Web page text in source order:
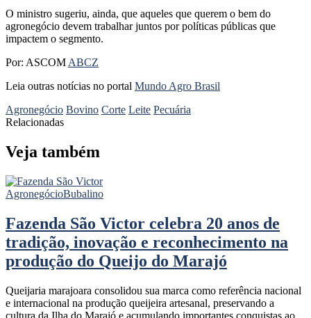
O ministro sugeriu, ainda, que aqueles que querem o bem do
agronegócio devem trabalhar juntos por políticas públicas que
impactem o segmento.
Por: ASCOM ABCZ
Leia outras notícias no portal Mundo Agro Brasil
Agronegócio Bovino Corte Leite Pecuária
Relacionadas
Veja também
AgronegócioBubalino
Fazenda São Victor celebra 20 anos de
tradição, inovação e reconhecimento na
produção do Queijo do Marajó
Queijaria marajoara consolidou sua marca como referência nacional
e internacional na produção queijeira artesanal, preservando a
cultura da Ilha do Marajó e acumulando importantes conquistas ao